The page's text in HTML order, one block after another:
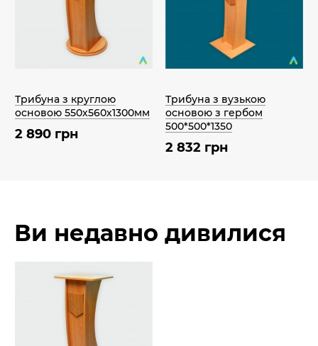
Трибуна з круглою
основою 550х560х1300мм
2 890 грн
Трибуна з вузькою
основою з гербом
500*500*1350
2 832 грн
Ви недавно дивилися